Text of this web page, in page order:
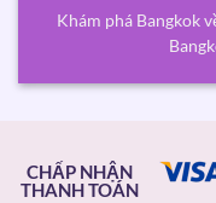
Khám phá Bangkok
CHẤP NHẬN
THANH TOÁN